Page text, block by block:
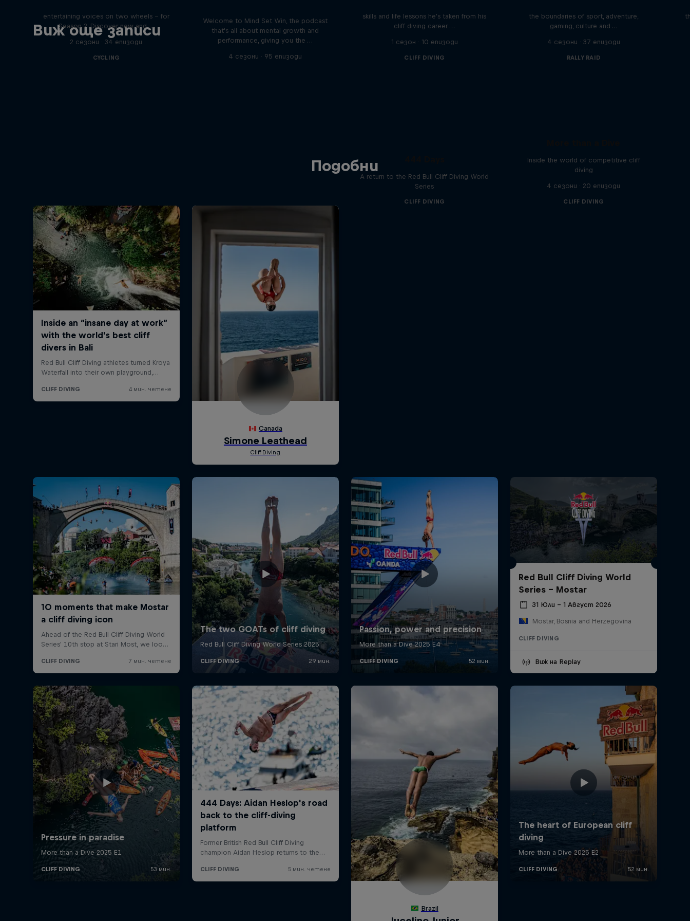
Виж още записи
entertaining voices on two wheels – for
Season 2. Discover new and …
2 сезони · 34 епизоди
CYCLING
Welcome to Mind Set Win, the podcast
that's all about mental growth and
performance, giving you the …
4 сезони · 95 епизоди
skills and life lessons he's taken from his
cliff diving career …
1 сезон · 10 епизоди
CLIFF DIVING
the boundaries of sport, adventure,
gaming, culture and …
4 сезони · 37 епизоди
RALLY RAID
Подобни
A return to the Red Bull Cliff Diving World
Series
CLIFF DIVING
Inside the world of competitive cliff
diving
4 сезони · 20 епизоди
CLIFF DIVING
Red Bull Cliff Diving World
Series - Mostar
31 Юли – 1 Август 2026
Mostar, Bosnia and Herzegovina
CLIFF DIVING
Виж на Replay